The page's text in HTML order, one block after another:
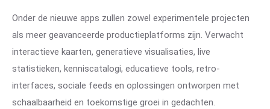
Onder de nieuwe apps zullen zowel experimentele projecten
als meer geavanceerde productieplatforms zijn. Verwacht
interactieve kaarten, generatieve visualisaties, live
statistieken, kenniscatalogi, educatieve tools, retro-
interfaces, sociale feeds en oplossingen ontworpen met
schaalbaarheid en toekomstige groei in gedachten.